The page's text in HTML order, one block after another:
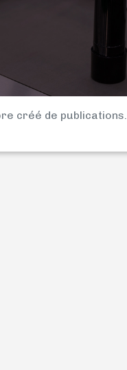
créé de publications.